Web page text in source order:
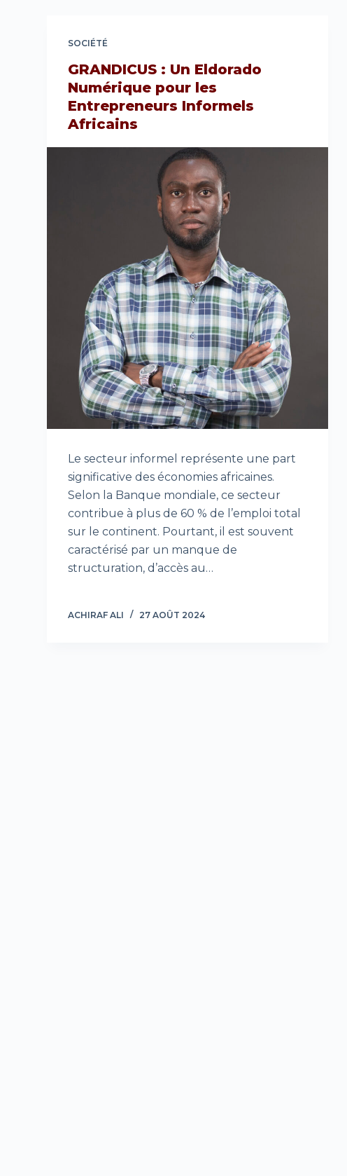
SOCIÉTÉ
GRANDICUS : Un Eldorado
Numérique pour les
Entrepreneurs Informels
Africains
Le secteur informel représente une part
significative des économies africaines.
Selon la Banque mondiale, ce secteur
contribue à plus de 60 % de l’emploi total
sur le continent. Pourtant, il est souvent
caractérisé par un manque de
structuration, d’accès au…
ACHIRAF ALI 27 AOÛT 2024